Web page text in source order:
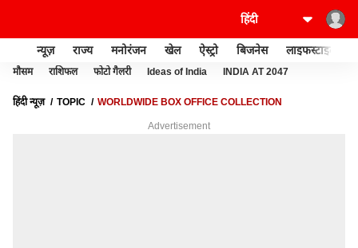
न्यूज़ राज्य मनोरंजन खेल ऐस्ट्रो बिजनेस लाइफस्टाइल
मौसम राशिफल फोटो गैलरी Ideas of India INDIA AT 2047
हिंदी न्यूज़ TOPIC WORLDWIDE BOX OFFICE COLLECTION
Advertisement